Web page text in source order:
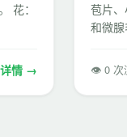
花：
情 →
苞片
和微
👁 0 次